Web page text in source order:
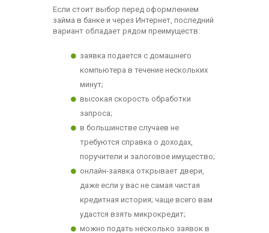
Если стоит выбор перед оформлением
займа в банке и через Интернет, последний
вариант обладает рядом преимуществ:
заявка подается с домашнего
компьютера в течение нескольких
минут;
высокая скорость обработки
запроса;
в большинстве случаев не
требуются справка о доходах,
поручители и залоговое имущество;
онлайн-заявка открывает двери,
даже если у вас не самая чистая
кредитная история; чаще всего вам
удастся взять микрокредит;
можно подать несколько заявок в